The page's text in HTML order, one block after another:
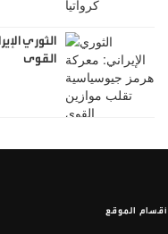
الثوري
القوى
أقسام الموقع